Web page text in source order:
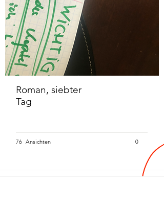
Roman, siebter
Tag
76 Ansichten 0